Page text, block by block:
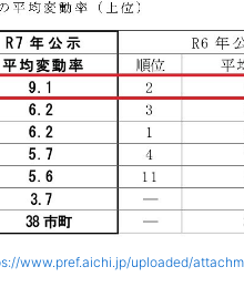
www.pref.aichi.jp/uploaded/